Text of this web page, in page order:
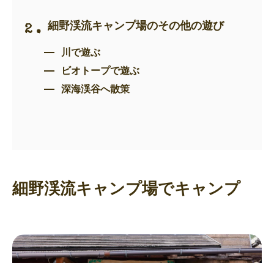
細野渓流キャンプ場のその他の遊び
川で遊ぶ
ビオトープで遊ぶ
深海渓谷へ散策
細野渓流キャンプ場でキャンプ